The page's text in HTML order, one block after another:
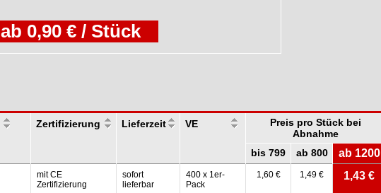
ab 0,90 € / Stück
Zertifizierung Lieferzeit VE
Preis pro Stück bei
Abnahme
bis 799 ab 800 ab 1200
mit CE
Zertifizierung
sofort
lieferbar
400 x 1er-
Pack
1,60 € 1,49 € 1,43 €